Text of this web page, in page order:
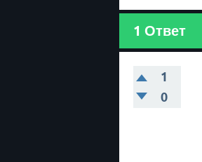
1 Ответ
1
0